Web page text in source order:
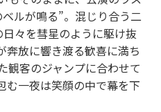
ルが鳴る”。混じり合う二
々を彗星のように駆け抜
奔放に響き渡る歓喜に満ち
観客のジャンプに合わせて
む一夜は笑顔の中で幕を下